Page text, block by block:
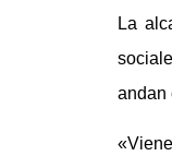
La
andan